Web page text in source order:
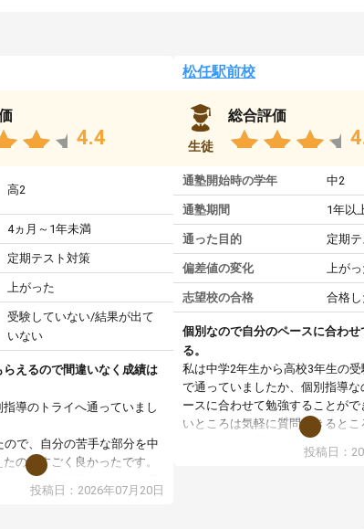
4.4
高2
4ヵ月～1年未満
定期テスト対策
上がった
受験していない/結果が出て
いない
えるので間違いなく成績は
導のトライへ通っていまし
ので、自分の苦手な部分を中
のがすごく良かったです。
もその場で質問しやすく、理
に説明してもらえたので、勉
投稿日：2026年07月20日
松任駅前校
生徒
総合評価
通塾開始時の学年 中2
通塾期間 1年以
通った目的 定期
偏差値の変化 上がっ
志望校の合格 合格し
個別なので自分のペースに合わせ
る。
私は中学2年生から高校3年生の受
で通っていましたか、個別指導な
ースに合わせて勉強することがで
いところは気軽に質問できるとこ
いところだと思いました。また、
専門の先生にも変えて貰えたの
投稿日：